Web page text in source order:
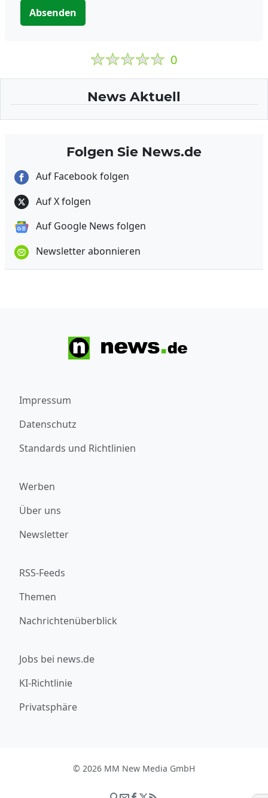
Absenden
0
News Aktuell
Folgen Sie News.de
Auf Facebook folgen
Auf X folgen
Auf Google News folgen
Newsletter abonnieren
Impressum
Datenschutz
Standards und Richtlinien
Werben
Über uns
Newsletter
RSS-Feeds
Themen
Nachrichtenüberblick
Jobs bei news.de
KI-Richtlinie
Privatsphäre
© 2026 MM New Media GmbH